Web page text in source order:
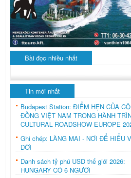
Bài đọc nhiều nhất
Tin mới nhất
Budapest Station: ĐIỂM HẸN CỦA
ĐỒNG VIỆT NAM TRONG HÀNH
CULTURAL ROADSHOW EUROPE
Ghi chép: LÀNG MAI - NƠI ĐỂ HIỂU
ĐỜI
Danh sách tỷ phú USD thế giới 2026:
HUNGARY CÓ 6 NGƯỜI